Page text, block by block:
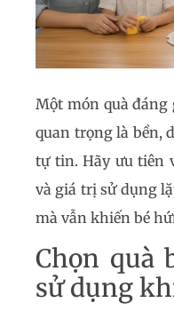
Một món quà
quan trọng là bền,
tự tin. Hãy ưu tiên
và giá trị sử dụng
mà vẫn khiến bé
Chọn quà
sử dụng